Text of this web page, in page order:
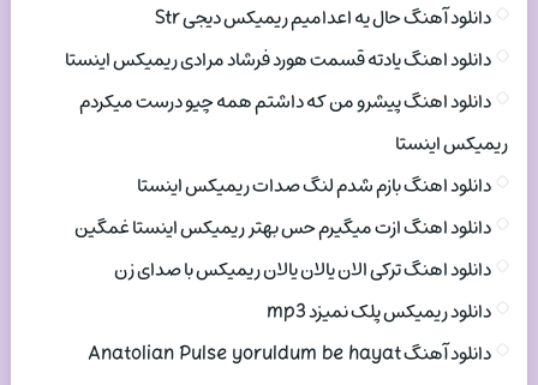
دانلود آهنگ حال یه اعدامیم ریمیکس دیجی Str
دانلود اهنگ یادته قسمت هورد فرشاد مرادی ریمیکس اینستا
دانلود اهنگ پیشرو من که داشتم همه چیو درست میکردم
ریمیکس اینستا
دانلود اهنگ بازم شدم لنگ صدات ریمیکس اینستا
دانلود اهنگ ازت میگیرم حس بهتر ریمیکس اینستا غمگین
دانلود اهنگ ترکی الان یالان یالان ریمیکس با صدای زن
دانلود ریمیکس پلک نمیزد mp3
دانلود آهنگ Anatolian Pulse yoruldum be hayat